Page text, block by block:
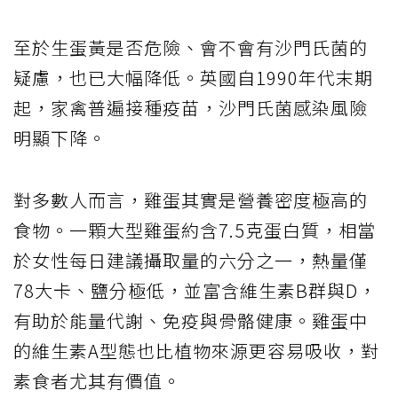
至於生蛋黃是否危險、會不會有沙門氏菌的
疑慮，也已大幅降低。英國自1990年代末期
起，家禽普遍接種疫苗，沙門氏菌感染風險
明顯下降。
對多數人而言，雞蛋其實是營養密度極高的
食物。一顆大型雞蛋約含7.5克蛋白質，相當
於女性每日建議攝取量的六分之一，熱量僅
78大卡、鹽分極低，並富含維生素B群與D，
有助於能量代謝、免疫與骨骼健康。雞蛋中
的維生素A型態也比植物來源更容易吸收，對
素食者尤其有價值。